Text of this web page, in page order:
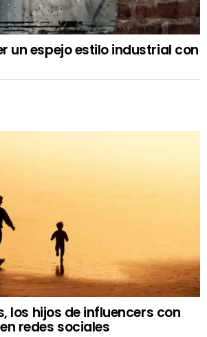
un espejo estilo industrial con
los hijos de influencers con
redes sociales